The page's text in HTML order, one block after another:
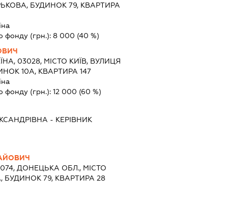
БУДИНОК 79, КВАРТИРА
фонду (грн.):8 000 (40 %)
03028, МІСТО КИЇВ, ВУЛИЦЯ
10А, КВАРТИРА 147
фонду (грн.):12 000 (60 %)
- КЕРІВНИК
ДОНЕЦЬКА ОБЛ., МІСТО
БУДИНОК 79, КВАРТИРА 28